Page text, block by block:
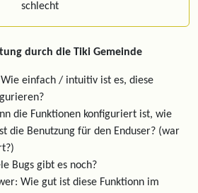
schlecht
durch die Tiki Gemeinde
einfach / intuitiv ist es, diese
die Funktionen konfiguriert ist, wie
die Benutzung für den Enduser? (war
Bugs gibt es noch?
Wie gut ist diese Funktionn im